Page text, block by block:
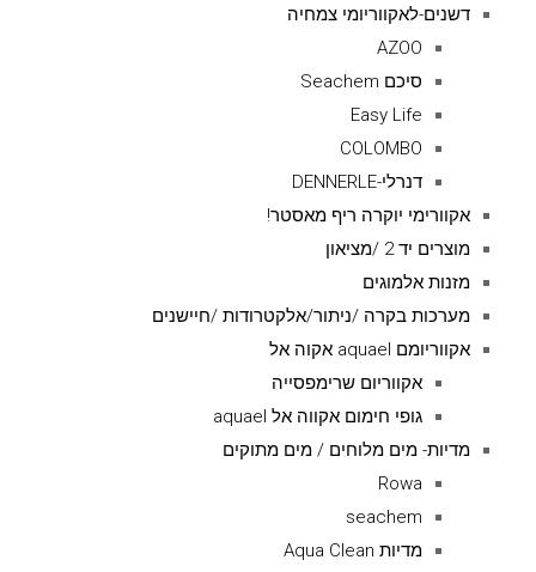
דשנים-לאקווריומי צמחיה
AZOO
סיכם Seachem
Easy Life
COLOMBO
דנרלי-DENNERLE
אקוורימי יוקרה ריף מאסטר!
מוצרים יד 2 /מציאון
מזנות אלמוגים
מערכות בקרה /ניתור/אלקטרודות /חיישנים
אקווריומם aquael אקוה אל
אקווריום שרימפסייה
גופי חימום אקווה אל aquael
מדיות- מים מלוחים / מים מתוקים
Rowa
seachem
מדיות Aqua Clean